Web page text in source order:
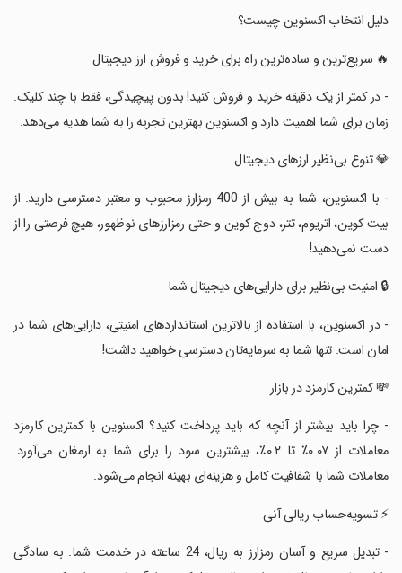
‏دلیل انتخاب اکسنوین چیست؟
‏🔥 سریع‌ترین و ساده‌ترین راه برای خرید و فروش ارز دیجیتال
‏- در کمتر از یک دقیقه خرید و فروش کنید! بدون پیچیدگی، فقط با چند کلیک.
زمان برای شما اهمیت دارد و اکسنوین بهترین تجربه را به شما هدیه می‌دهد.
‏💎 تنوع بی‌نظیر ارزهای دیجیتال
‏- با اکسنوین، شما به بیش از 400 رمزارز محبوب و معتبر دسترسی دارید. از
بیت‌ کوین، اتریوم، تتر، دوج‌ کوین و حتی رمزارزهای نوظهور، هیچ فرصتی را از
دست نمی‌دهید!
‏🔒 امنیت بی‌نظیر برای دارایی‌های دیجیتال شما
‏- در اکسنوین، با استفاده از بالاترین استانداردهای امنیتی، دارایی‌های شما در
امان است. تنها شما به سرمایه‌تان دسترسی خواهید داشت!
‏💸 کمترین کارمزد در بازار
‏- چرا باید بیشتر از آنچه که باید پرداخت کنید؟ اکسنوین با کمترین کارمزد
معاملات از ۰.۰۷٪ تا ۰.۲٪، بیشترین سود را برای شما به ارمغان می‌آورد.
معاملات شما با شفافیت کامل و هزینه‌ای بهینه انجام می‌شود.
‏⚡️ تسویه‌حساب ریالی آنی
‏- تبدیل سریع و آسان رمزارز به ریال، 24 ساعته در خدمت شما. به سادگی